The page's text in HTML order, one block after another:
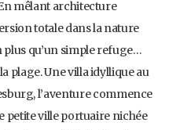
mêlant architecture
totale dans la nature
qu’un simple refuge…
plage. Une villa idyllique au
l’aventure commence
petite ville portuaire nichée